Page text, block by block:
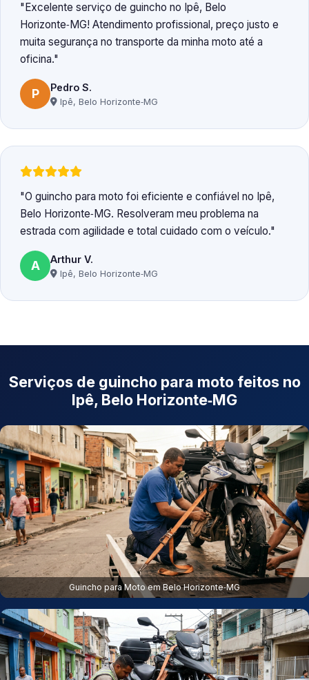
Excelente serviço de guincho no Ipê, Belo
Horizonte‑MG! Atendimento profissional, preço justo e
muita segurança no transporte da minha moto até a
oficina.
P Pedro S.
Ipê, Belo Horizonte‑MG
O guincho para moto foi eficiente e confiável no Ipê,
Belo Horizonte‑MG. Resolveram meu problema na
estrada com agilidade e total cuidado com o veículo.
A Arthur V.
Ipê, Belo Horizonte‑MG
Serviços de guincho para moto feitos no
Ipê, Belo Horizonte‑MG
Guincho para Moto em Belo Horizonte‑MG